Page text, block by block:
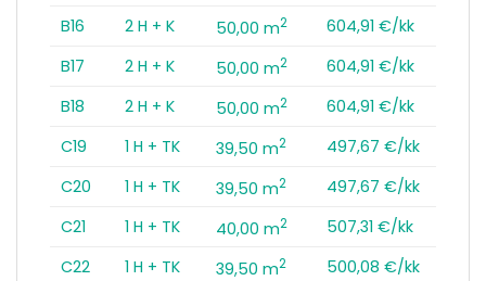
B16
2 H + K 50,00 m2
604,91 €/kk
B17
2 H + K 50,00 m2
604,91 €/kk
B18
2 H + K 50,00 m2
604,91 €/kk
C19
1 H + TK 39,50 m2
497,67 €/kk
C20
1 H + TK 39,50 m2
497,67 €/kk
C21
1 H + TK 40,00 m2
507,31 €/kk
C22
1 H + TK 39,50 m2
500,08 €/kk